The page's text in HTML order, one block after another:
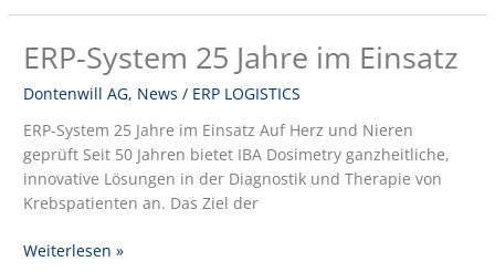
ERP-System 25 Jahre im Einsatz
Dontenwill AG, News / ERP LOGISTICS
ERP-System 25 Jahre im Einsatz Auf Herz und Nieren
geprüft Seit 50 Jahren bietet IBA Dosimetry ganzheitliche,
innovative Lösungen in der Diagnostik und Therapie von
Krebspatienten an. Das Ziel der
ERP-
System
25
Jahre
Einsatz
Weiterlesen »